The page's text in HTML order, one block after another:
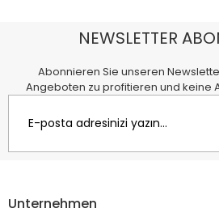
NEWSLETTER
Abonnieren Sie unseren
Angeboten zu profitieren und keine
Unternehmen